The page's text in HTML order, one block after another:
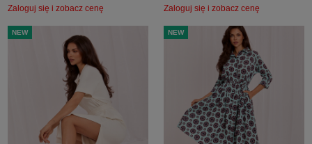
Zaloguj się i zobacz cenę Zaloguj się i zobacz cenę
NEW NEW